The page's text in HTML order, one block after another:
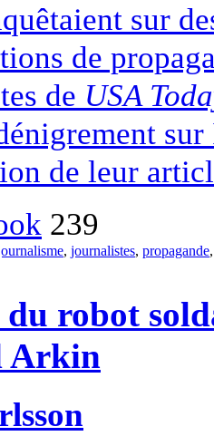
sur
de
de USA
de leur
239
, journalistes, propagande
du robot
Arkin